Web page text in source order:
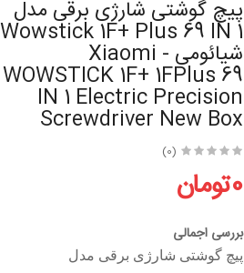
پیچ گوشتی شارژی برقی مدل
Wowstick 1F+ Plus 69 IN 1
شیائومی - Xiaomi
WOWSTICK 1F+ 1FPlus 69
IN 1 Electric Precision
Screwdriver New Box
(0)
0تومان
بررسی اجمالی
پیچ گوشتی شارژی برقی مدل